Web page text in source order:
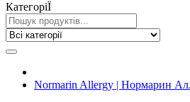
КатегорiЇ
Normarin Allergy | Нормарин